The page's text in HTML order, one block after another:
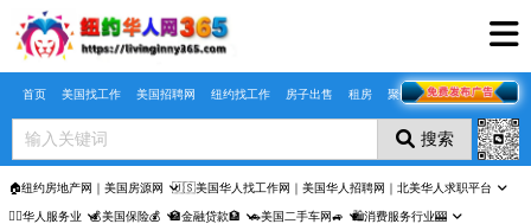
Skip to main content
首页 美国找工作 美国招聘网 纽约找工作 房子出售 租房 聚合页
搜索
🏠纽约房地产网｜美国房源网 🇺🇸美国华人找工作网｜美国华人招聘网｜北美华人求职平台
🤵‍♀️华人服务业 💰美国保险💰 🏦金融贷款🏦 🚗美国二手车网🚙 🛍️消费服务行业🎰